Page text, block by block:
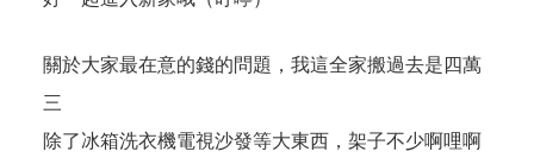
關於大家最在意的錢的問題，我這全家搬過去是四萬
三
除了冰箱洗衣機電視沙發等大東西，架子不少啊哩啊